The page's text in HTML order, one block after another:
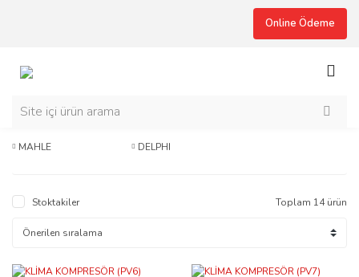
Online Ödeme
MAHLE DELPHI
Stoktakiler Toplam 14 ürün